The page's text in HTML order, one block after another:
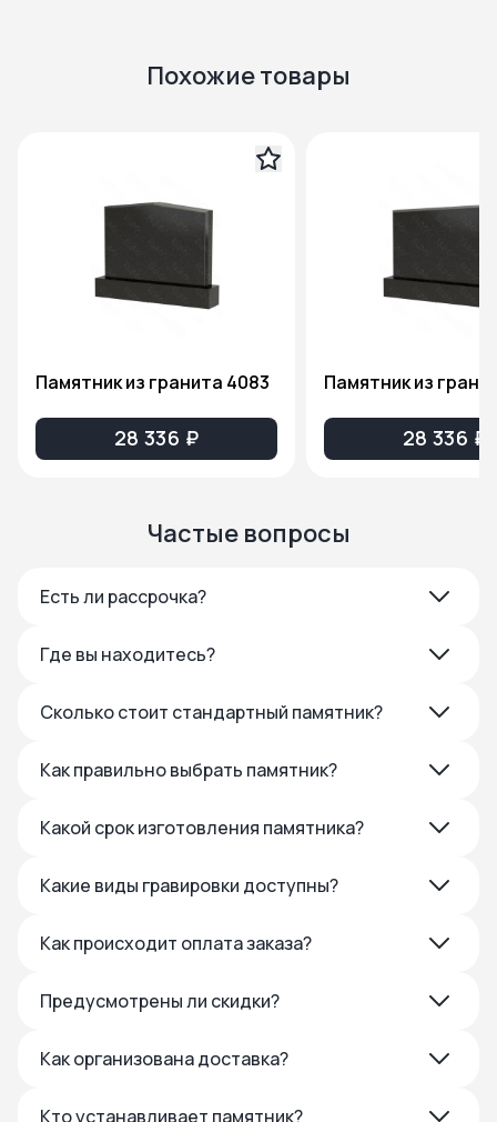
Похожие товары
Памятник из гранита 4083
28 336 ₽
Памятник из
28 336 ₽
Частые вопросы
Есть ли рассрочка?
Где вы находитесь?
Сколько стоит стандартный памятник?
Как правильно выбрать памятник?
Какой срок изготовления памятника?
Какие виды гравировки доступны?
Как происходит оплата заказа?
Предусмотрены ли скидки?
Как организована доставка?
Кто устанавливает памятник?